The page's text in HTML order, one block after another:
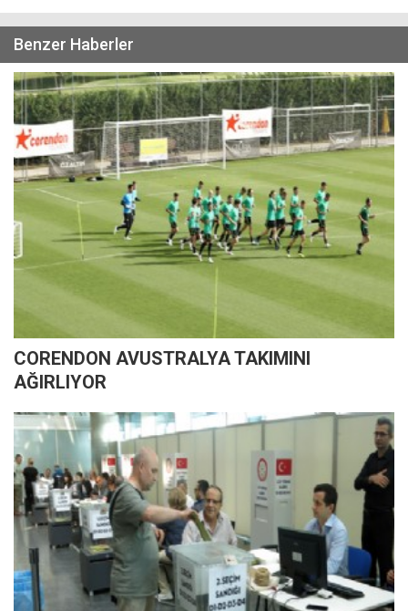
Benzer Haberler
CORENDON AVUSTRALYA TAKIMINI
AĞIRLIYOR